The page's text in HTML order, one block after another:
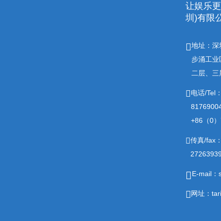
让娱乐
圳)有限
地址：深
步涌工业
二层、
电话/Tel
+86（0
传真/fax
E-mail：
网址：